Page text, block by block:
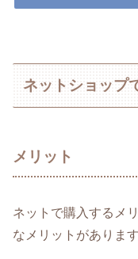
ネットショップ
メリット
ネットで購入するメ
なメリットがあります